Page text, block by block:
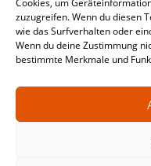
Cookies, um
zuzugreifen. Wenn du diesen
wie das Surfverhalten oder
Wenn du deine Zustimmung
bestimmte Merkmale und